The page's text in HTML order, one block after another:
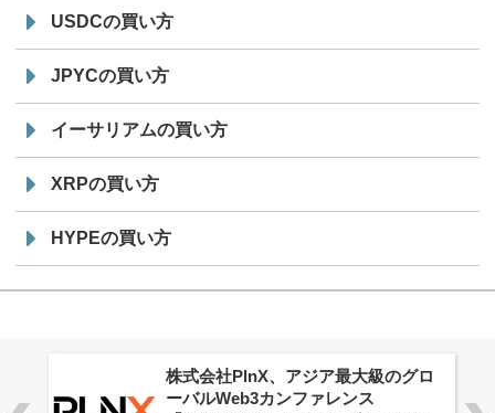
USDCの買い方
JPYCの買い方
イーサリアムの買い方
XRPの買い方
HYPEの買い方
株式会社PlnX、アジア最大級のグロ
ーバルWeb3カンファレンス